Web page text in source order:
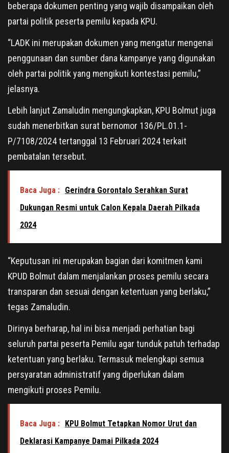
beberapa dokumen penting yang wajib disampaikan oleh
partai politik peserta pemilu kepada KPU.
“LADK ini merupakan dokumen yang mengatur mengenai
penggunaan dan sumber dana kampanye yang digunakan
oleh partai politik yang mengikuti kontestasi pemilu,”
jelasnya.
Lebih lanjut Zamaludin mengungkapkan, KPU Bolmut juga
sudah menerbitkan surat bernomor 136/PL.01.1-
P/7108/2024 tertanggal 13 Februari 2024 terkait
pembatalan tersebut.
Baca Juga : Gerindra Gorontalo Serahkan Surat
Dukungan Resmi untuk Calon Kepala Daerah Pilkada
2024
“Keputusan ini merupakan bagian dari komitmen kami
KPUD Bolmut dalam menjalankan proses pemilu secara
transparan dan sesuai dengan ketentuan yang berlaku,”
tegas Zamaludin.
Dirinya berharap, hal ini bisa menjadi perhatian bagi
seluruh partai peserta Pemilu agar tunduk patuh terhadap
ketentuan yang berlaku. Termasuk melengkapi semua
persyaratan administratif yang diperlukan dalam
mengikuti proses Pemilu.
Baca Juga : KPU Bolmut Tetapkan Nomor Urut dan
Deklarasi Kampanye Damai Pilkada 2024